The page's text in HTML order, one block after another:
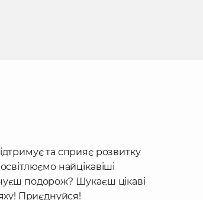
та сприяє розвитку
найцікавіші
подорож? Шукаєш цікаві
Приєднуйся!